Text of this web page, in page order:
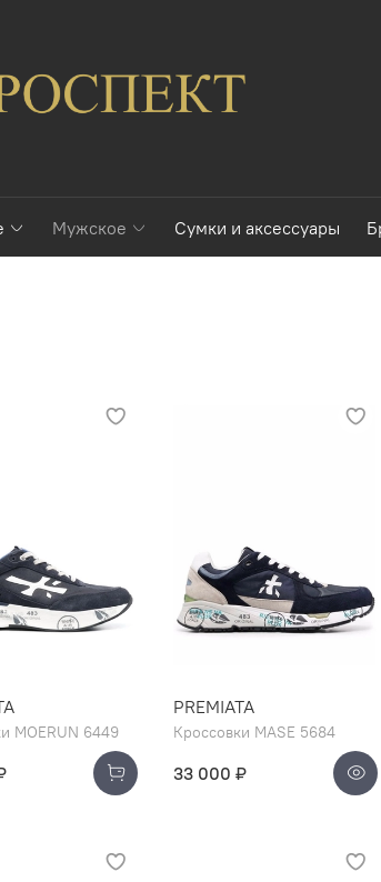
Мужское Сумки и аксессуары
MOERUN 6449
PREMIATA
Кроссовки MASE 5684
33 000 ₽